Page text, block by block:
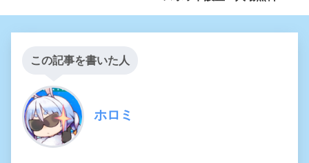
この記事を書いた人
ホロミ